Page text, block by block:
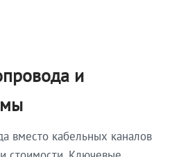
и
вместо кабельных каналов